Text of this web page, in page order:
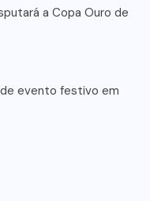
a Copa Ouro de
evento festivo em